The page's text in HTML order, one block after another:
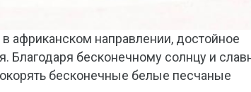
африканском направлении, достойное
бесконечному солнцу и
бесконечные белые песчаные